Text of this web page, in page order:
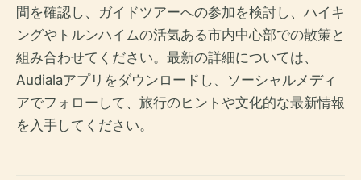
間を確認し、ガイドツアーへの参加を検討し、ハイキ
ングやトルンハイムの活気ある市内中心部での散策と
組み合わせてください。最新の詳細については、
Audialaアプリをダウンロードし、ソーシャルメディ
アでフォローして、旅行のヒントや文化的な最新情報
を入手してください。